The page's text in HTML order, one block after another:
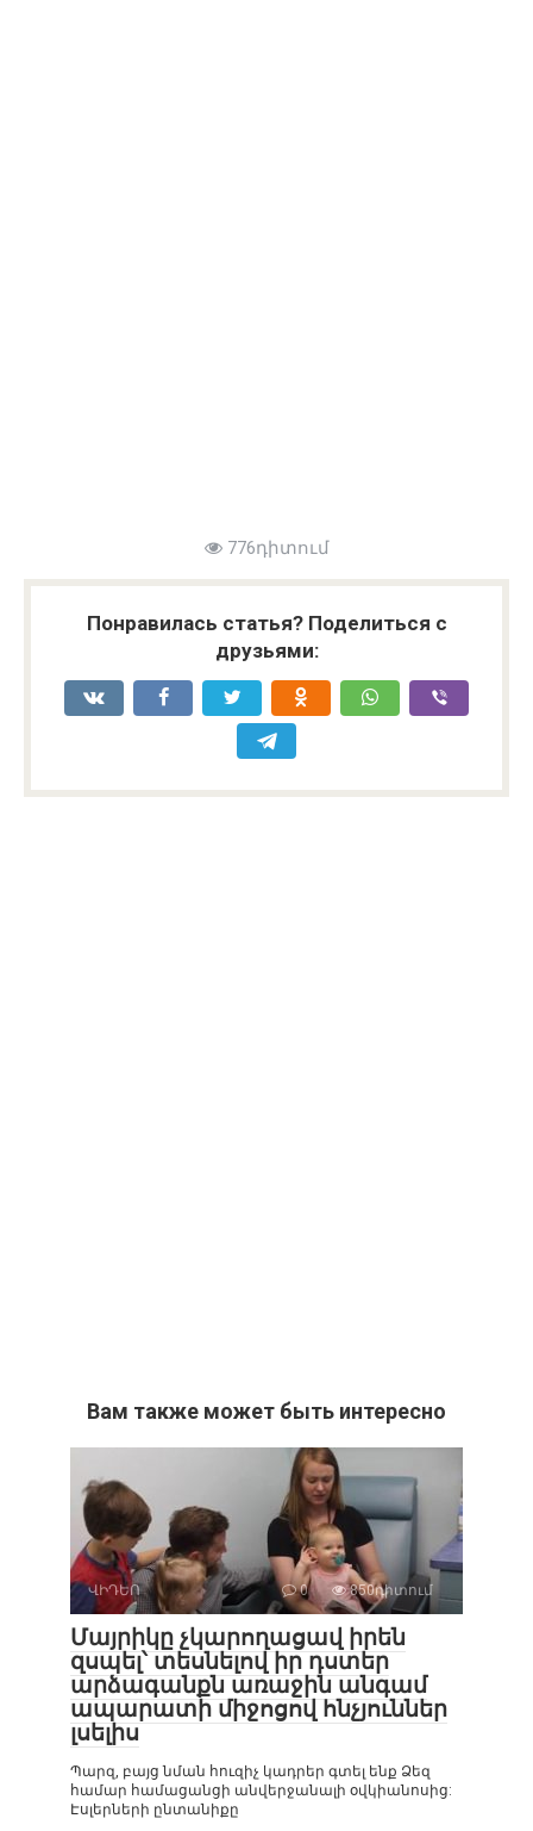
776դիտում
Понравилась статья? Поделиться с
друзьями:
Вам также может быть интересно
ՎԻԴԵՈ 0 850դիտում
Մայրիկը չկարողացավ իրեն
զսպել՝ տեսնելով իր դստեր
արձագանքն առաջին անգամ
ապարատի միջոցով հնչյուններ
լսելիս
Պարզ, բայց նման հուզիչ կադրեր գտել ենք Ձեզ
համար համացանցի անվերջանալի օվկիանոսից:
Էսլերների ընտանիքը